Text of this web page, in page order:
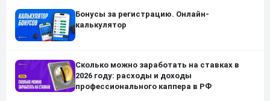
Бонусы за регистрацию. Онлайн-
калькулятор
Сколько можно заработать на ставках в
2026 году: расходы и доходы
профессионального каппера в РФ